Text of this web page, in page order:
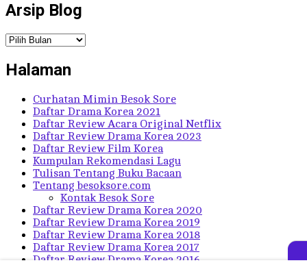
Arsip Blog
Arsip
Halaman
Curhatan Mimin Besok Sore
Daftar Drama Korea 2021
Daftar Review Acara Original Netflix
Daftar Review Drama Korea 2023
Daftar Review Film Korea
Kumpulan Rekomendasi Lagu
Tulisan Tentang Buku Bacaan
Tentang besoksore.com
Kontak Besok Sore
Daftar Review Drama Korea 2020
Daftar Review Drama Korea 2019
Daftar Review Drama Korea 2018
Daftar Review Drama Korea 2017
Daftar Review Drama Korea 2016